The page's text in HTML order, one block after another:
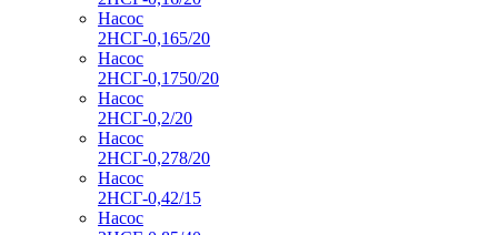
Насос
2НСГ-0,165/20
Насос
2НСГ-0,1750/20
Насос
2НСГ-0,2/20
Насос
2НСГ-0,278/20
Насос
2НСГ-0,42/15
Насос